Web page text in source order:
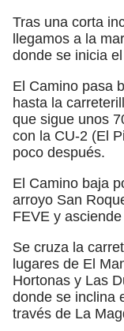
Tras una corta
llegamos a la
donde se inicia
El Camino pasa
hasta la
que sigue unos
con la CU-2 (El
poco después.
El Camino baja
arroyo San
FEVE y
Se cruza la
lugares de El
Hortonas y Las
donde se inclina
través de La